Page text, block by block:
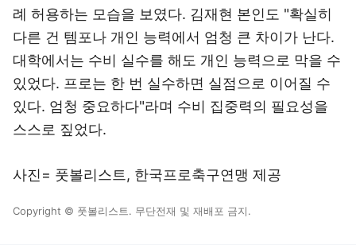
례 허용하는 모습을 보였다. 김재현 본인도 "확실히
다른 건 템포나 개인 능력에서 엄청 큰 차이가 난다.
대학에서는 수비 실수를 해도 개인 능력으로 막을 수
있었다. 프로는 한 번 실수하면 실점으로 이어질 수
있다. 엄청 중요하다"라며 수비 집중력의 필요성을
스스로 짚었다.
사진= 풋볼리스트, 한국프로축구연맹 제공
Copyright © 풋볼리스트. 무단전재 및 재배포 금지.